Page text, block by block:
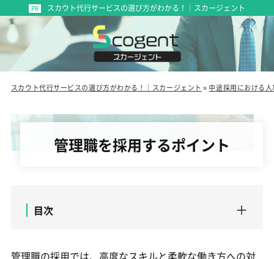
スカウト代行サービスの選び方がわかる！｜スカージェント
スカウト代行サービスの選び方がわかる！｜スカージェント » 中途採用における
管理職を採用するポイント
目次
管理職の採用では、高度なスキルと柔軟な働き方への対